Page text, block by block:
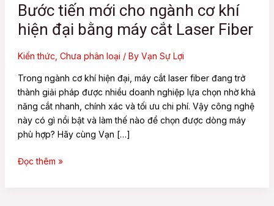
Bước tiến mới cho ngành cơ khí
hiện đại bằng máy cắt Laser Fiber
Kiến thức Chưa phân loại / By Vạn Sự Lợi
Trong ngành cơ khí hiện đại, máy cắt laser fiber đang trở
thành giải pháp được nhiều doanh nghiệp lựa chọn nhờ khả
năng cắt nhanh, chính xác và tối ưu chi phí. Vậy công nghệ
này có gì nổi bật và làm thế nào để chọn được dòng máy
phù hợp? Hãy cùng Vạn […]
Đọc thêm »